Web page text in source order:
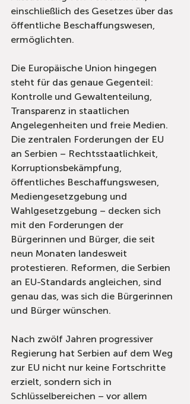
einschließlich des Gesetzes über das
öffentliche Beschaffungswesen,
ermöglichten.
Die Europäische Union hingegen
steht für das genaue Gegenteil:
Kontrolle und Gewaltenteilung,
Transparenz in staatlichen
Angelegenheiten und freie Medien.
Die zentralen Forderungen der EU
an Serbien – Rechtsstaatlichkeit,
Korruptionsbekämpfung,
öffentliches Beschaffungswesen,
Mediengesetzgebung und
Wahlgesetzgebung – decken sich
mit den Forderungen der
Bürgerinnen und Bürger, die seit
neun Monaten landesweit
protestieren. Reformen, die Serbien
an EU-Standards angleichen, sind
genau das, was sich die Bürgerinnen
und Bürger wünschen.
Nach zwölf Jahren progressiver
Regierung hat Serbien auf dem Weg
zur EU nicht nur keine Fortschritte
erzielt, sondern sich in
Schlüsselbereichen – vor allem